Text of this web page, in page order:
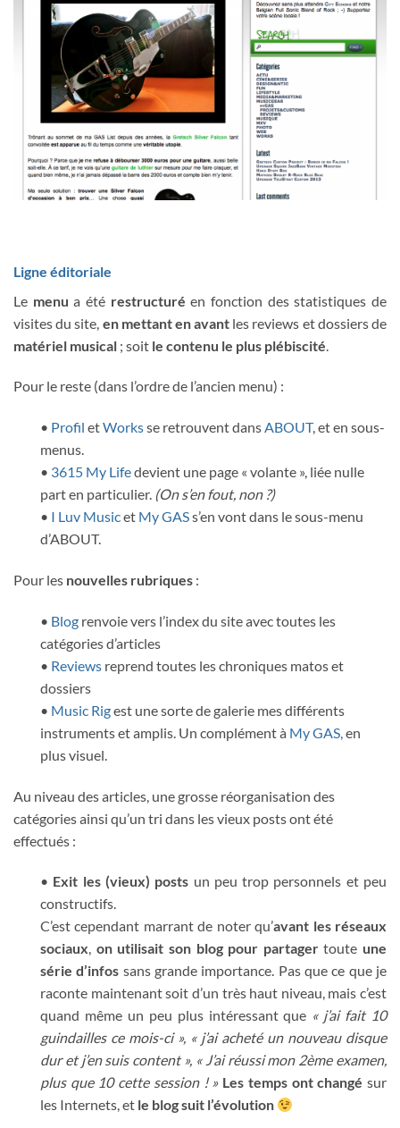
Ligne éditoriale
Le menu a été restructuré en fonction des statistiques de
visites du site, en mettant en avant les reviews et dossiers de
matériel musical ; soit le contenu le plus plébiscité
Pour le reste (dans l’ordre de l’ancien menu) :
• Profil etWorksse retrouvent dansABOUT, et en sous-
menus.
• 3615 My Lifedevient une page « volante », liée nulle
part en particulier. (On s’en fout, non ?)
• I Luv Musicet My GASs’en vont dans le sous-menu
d’ABOUT.
Pour les nouvelles rubriques :
• Blog renvoie vers l’index du site avec toutes les
catégories d’articles
• Reviews reprend toutes les chroniques matos et
dossiers
• Music Rigest une sorte de galerie mes différents
instruments et amplis. Un complément à My GAS,en
plus visuel.
Au niveau des articles, une grosse réorganisation des
catégories ainsi qu’un tri dans les vieux posts ont été
effectués :
• Exit les (vieux) posts un peu trop personnels et peu
constructifs.
C’est cependant marrant de noter qu’avant les réseaux
sociaux, on utilisait son blog pour partagertoute une
série d’infos sans grande importance. Pas que ce que je
raconte maintenant soit d’un très haut niveau, mais c’est
quand même un peu plus intéressant que « j’ai fait 10
guindailles ce mois-ci », « j’ai acheté un nouveau disque
dur et j’en suis content », « J’ai réussi mon 2ème examen,
plus que 10 cette session ! » Les temps ont changé sur
les Internets, et le blog suit l’évolution